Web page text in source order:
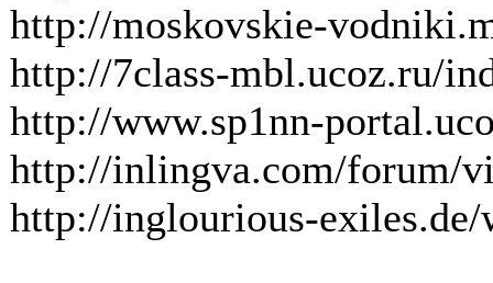
http://moskovskie-
http://7class-mbl.ucoz.ru/
http://www.sp1nn-
http://inlingva.com/forum/
http://inglourious-